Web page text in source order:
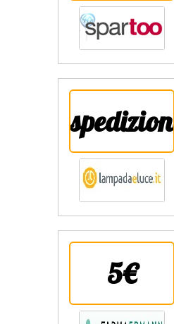
spedizione
5€